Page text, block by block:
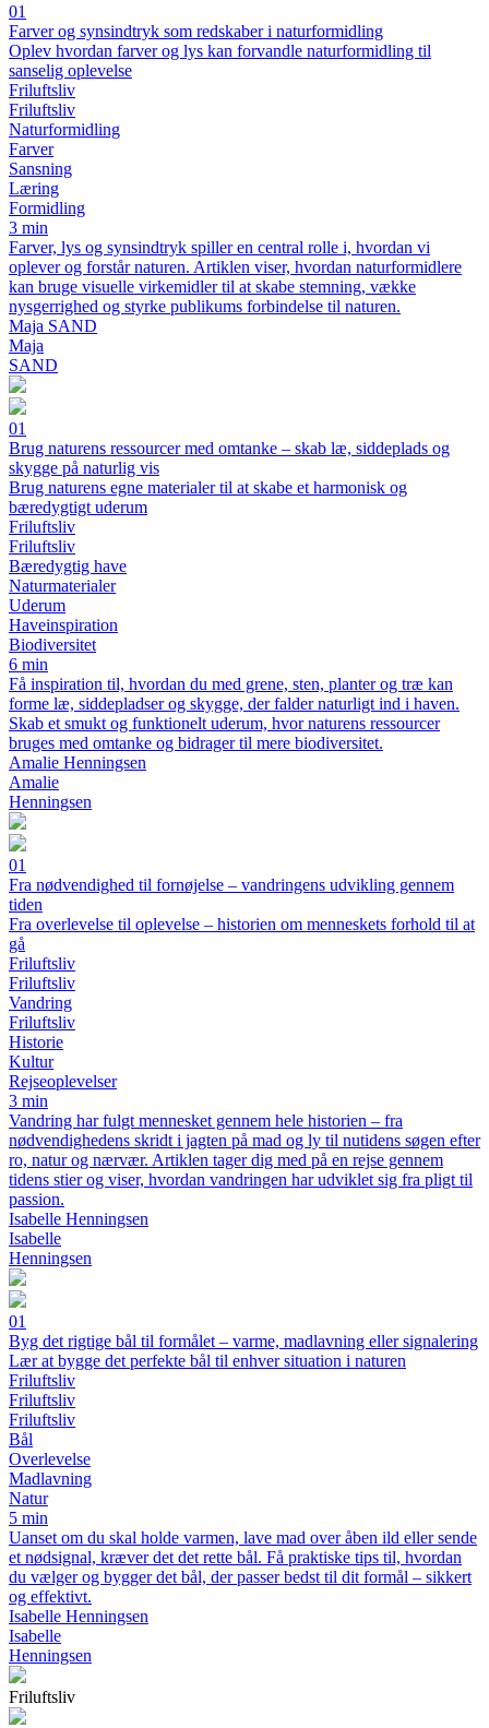
01
Farver og synsindtryk som redskaber i naturformidling
Oplev hvordan farver og lys kan forvandle naturformidling til
sanselig oplevelse
Friluftsliv
Friluftsliv
Naturformidling
Farver
Sansning
Læring
Formidling
3 min
Farver, lys og synsindtryk spiller en central rolle i, hvordan vi
oplever og forstår naturen. Artiklen viser, hvordan naturformidlere
kan bruge visuelle virkemidler til at skabe stemning, vække
nysgerrighed og styrke publikums forbindelse til naturen.
Maja SAND
Maja
SAND
01
Brug naturens ressourcer med omtanke – skab læ, siddeplads og
skygge på naturlig vis
Brug naturens egne materialer til at skabe et harmonisk og
bæredygtigt uderum
Friluftsliv
Friluftsliv
Bæredygtig have
Naturmaterialer
Uderum
Haveinspiration
Biodiversitet
6 min
Få inspiration til, hvordan du med grene, sten, planter og træ kan
forme læ, siddepladser og skygge, der falder naturligt ind i haven.
Skab et smukt og funktionelt uderum, hvor naturens ressourcer
bruges med omtanke og bidrager til mere biodiversitet.
Amalie Henningsen
Amalie
Henningsen
01
Fra nødvendighed til fornøjelse – vandringens udvikling gennem
tiden
Fra overlevelse til oplevelse – historien om menneskets forhold til at
gå
Friluftsliv
Friluftsliv
Vandring
Friluftsliv
Historie
Kultur
Rejseoplevelser
3 min
Vandring har fulgt mennesket gennem hele historien – fra
nødvendighedens skridt i jagten på mad og ly til nutidens søgen efter
ro, natur og nærvær. Artiklen tager dig med på en rejse gennem
tidens stier og viser, hvordan vandringen har udviklet sig fra pligt til
passion.
Isabelle Henningsen
Isabelle
Henningsen
01
Byg det rigtige bål til formålet – varme, madlavning eller signalering
Lær at bygge det perfekte bål til enhver situation i naturen
Friluftsliv
Friluftsliv
Friluftsliv
Bål
Overlevelse
Madlavning
Natur
5 min
Uanset om du skal holde varmen, lave mad over åben ild eller sende
et nødsignal, kræver det det rette bål. Få praktiske tips til, hvordan
du vælger og bygger det bål, der passer bedst til dit formål – sikkert
og effektivt.
Isabelle Henningsen
Isabelle
Henningsen
Friluftsliv